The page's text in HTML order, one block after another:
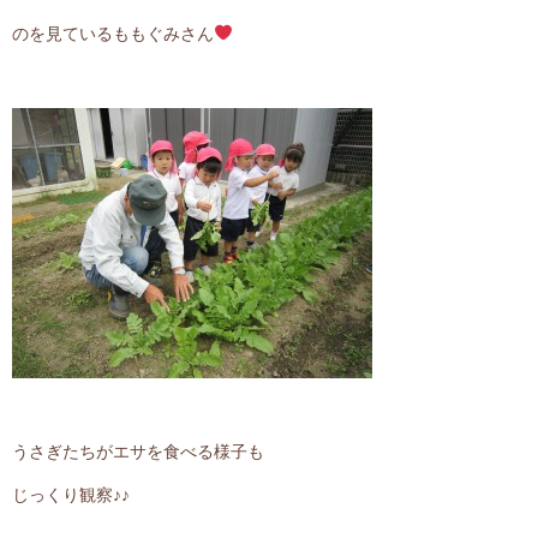
のを見ているももぐみさん
うさぎたちがエサを食べる様子も
じっくり観察♪♪